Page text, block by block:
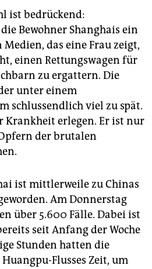
ist bedrückend:
Bewohner Shanghais ein
das eine Frau zeigt,
einen Rettungswagen für
zu ergattern. Die
unter einem
schlussendlich viel zu spät.
Krankheit erlegen. Er ist nur
der brutalen
ist mittlerweile zu Chinas
Am Donnerstag
über 5.600 Fälle. Dabei ist
seit Anfang der Woche
Stunden hatten die
Flusses Zeit, um